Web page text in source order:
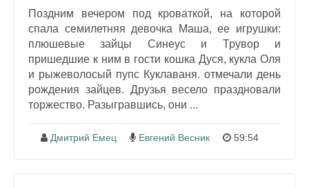
Поздним вечером под кроваткой, на которой
спала семилетняя девочка Маша, ее игрушки:
плюшевые зайцы Синеус и Трувор и
пришедшие к ним в гости кошка Дуся, кукла Оля
и рыжеволосый пупс Куклаваня. отмечали день
рождения зайцев. Друзья весело праздновали
торжество. Разыгравшись, они ...
Дмитрий Емец Евгений Весник 59:54